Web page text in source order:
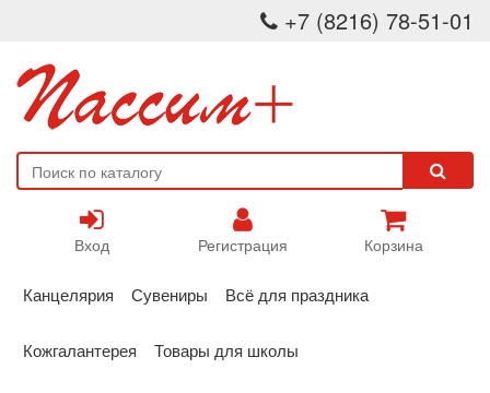
+7 (8216) 78-51-01
Вход Регистрация Корзина
Канцелярия Сувениры Всё для праздника
Кожгалантерея Товары для школы